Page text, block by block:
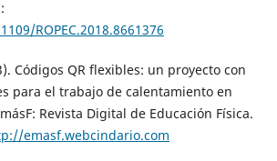
ROPEC.2018.8661376
Códigos QR flexibles: un proyecto con
para el trabajo de calentamiento en
Revista Digital de Educación Física.
emasf.webcindario.com